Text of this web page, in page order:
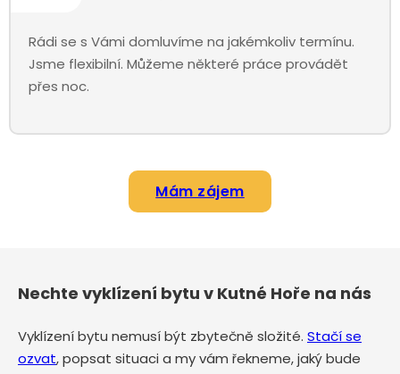
Rádi se s Vámi domluvíme na jakémkoliv termínu.
Jsme flexibilní. Můžeme některé práce provádět
přes noc.
Mám zájem
Nechte vyklízení bytu v Kutné Hoře na nás
Vyklízení bytu nemusí být zbytečně složité. Stačí se
ozvat, popsat situaci a my vám řekneme, jaký bude